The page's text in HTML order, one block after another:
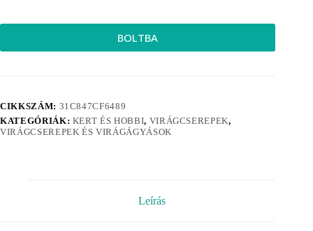
BOLTBA
CIKKSZÁM: 31C847CF6489
KATEGÓRIÁK: KERT ÉS HOBBI, VIRÁGCSEREPEK,
VIRÁGCSEREPEK ÉS VIRÁGÁGYÁSOK
Leírás